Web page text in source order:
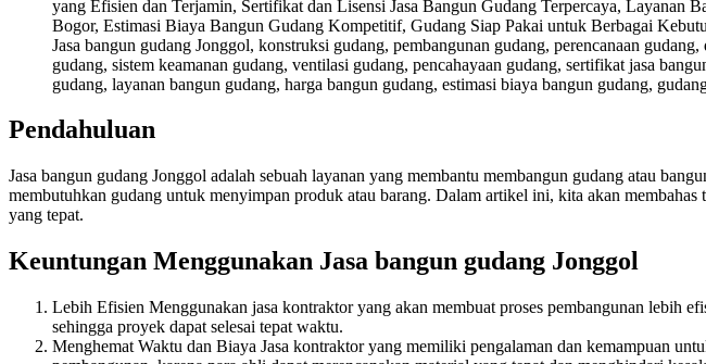
Jasa bangun gudang Jonggol, konstruksi gudang, pembangunan gudang, perencanaan gudang,
gudang, sistem keamanan gudang, ventilasi gudang, pencahayaan gudang, sertifikat jasa
gudang, layanan bangun gudang, harga bangun gudang, estimasi biaya bangun gudang,
Pendahuluan
Jasa bangun gudang Jonggol adalah sebuah layanan yang membantu membangun gudang atau
membutuhkan gudang untuk menyimpan produk atau barang. Dalam artikel ini, kita akan
yang tepat.
Keuntungan Menggunakan Jasa bangun gudang Jonggol
Lebih Efisien Menggunakan jasa kontraktor yang akan membuat proses pembangunan lebih
sehingga proyek dapat selesai tepat waktu.
Menghemat Waktu dan Biaya Jasa kontraktor yang memiliki pengalaman dan kemampuan